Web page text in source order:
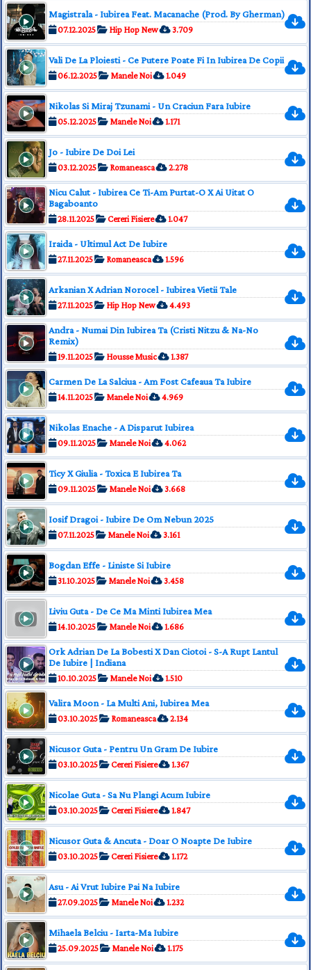
Magistrala - Iubirea Feat. Macanache (Prod. By Gherman)
07.12.2025 Hip Hop New 3.709
Vali De La Ploiesti - Ce Putere Poate Fi In Iubirea De Copii
06.12.2025 Manele Noi 1.049
Nikolas Si Miraj Tzunami - Un Craciun Fara Iubire
05.12.2025 Manele Noi 1.171
Jo - Iubire De Doi Lei
03.12.2025 Romaneasca 2.278
Nicu Calut - Iubirea Ce Ti-Am Purtat-O X Ai Uitat O
Bagaboanto
28.11.2025 Cereri Fisiere 1.047
Iraida - Ultimul Act De Iubire
27.11.2025 Romaneasca 1.596
Arkanian X Adrian Norocel - Iubirea Vietii Tale
27.11.2025 Hip Hop New 4.493
Andra - Numai Din Iubirea Ta (Cristi Nitzu & Na-No
Remix)
19.11.2025 Housse Music 1.387
Carmen De La Salciua - Am Fost Cafeaua Ta Iubire
14.11.2025 Manele Noi 4.969
Nikolas Enache - A Disparut Iubirea
09.11.2025 Manele Noi 4.062
Ticy X Giulia - Toxica E Iubirea Ta
09.11.2025 Manele Noi 3.668
Iosif Dragoi - Iubire De Om Nebun 2025
07.11.2025 Manele Noi 3.161
Bogdan Effe - Liniste Si Iubire
31.10.2025 Manele Noi 3.458
Liviu Guta - De Ce Ma Minti Iubirea Mea
14.10.2025 Manele Noi 1.686
Ork Adrian De La Bobesti X Dan Ciotoi - S-A Rupt Lantul
De Iubire | Indiana
10.10.2025 Manele Noi 1.510
Valira Moon - La Multi Ani, Iubirea Mea
03.10.2025 Romaneasca 2.134
Nicusor Guta - Pentru Un Gram De Iubire
03.10.2025 Cereri Fisiere 1.367
Nicolae Guta - Sa Nu Plangi Acum Iubire
03.10.2025 Cereri Fisiere 1.847
Nicusor Guta & Ancuta - Doar O Noapte De Iubire
03.10.2025 Cereri Fisiere 1.172
Asu - Ai Vrut Iubire Pai Na Iubire
27.09.2025 Manele Noi 1.232
Mihaela Belciu - Iarta-Ma Iubire
25.09.2025 Manele Noi 1.175